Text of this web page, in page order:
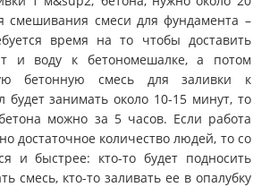
смешивания смеси для фундамента –
время на то чтобы доставить
и воду к бетономешалке, а потом
бетонную смесь для заливки к
занимать около 10-15 минут, то
можно за 5 часов. Если работа
достаточное количество людей, то со
и быстрее: кто-то будет подносить
смесь, кто-то заливать ее в опалубку